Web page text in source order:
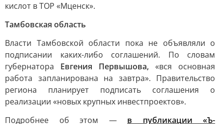
кислот в ТОР «Мценск».
Тамбовская область
Власти Тамбовской области пока не объявляли о
подписании каких-либо соглашений. По словам
губернатора Евгения Первышова, «вся основная
работа запланирована на завтра». Правительство
региона планирует подписать соглашения о
реализации «новых крупных инвестпроектов».
Подробнее об этом — в публикации «Ъ-